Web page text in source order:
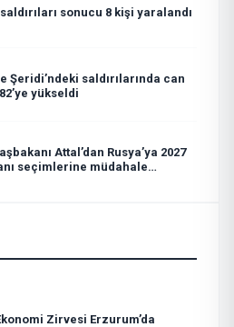
saldırıları sonucu 8 kişi yaralandı
Şeridi’ndeki saldırılarında can
yükseldi
Attal’dan Rusya’ya 2027
seçimlerine müdahale
Zirvesi Erzurum’da